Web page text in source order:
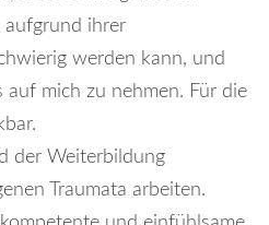
aufgrund ihrer
werden kann, und
auf mich zu nehmen. Für die
der Weiterbildung
Traumata arbeiten.